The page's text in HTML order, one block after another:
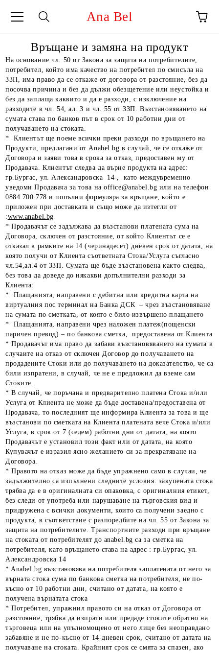
Ana Bel
Връщане и замяна на продукт
На основание чл. 50 от Закона за защита на потребителите,
потребител, който има качество на потребител по смисъла на
ЗЗП, има право да се откаже от договора от разстояние, без да
посочва причина и без да дължи обезщетение или неустойка и
без да заплаща каквито и да е разходи, с изключение на
разходите в чл. 54, ал. 3 и чл. 55 от ЗЗП. Възстановяването на
сумата става по банков път в срок от 10 работни дни от
получаването на стоката.
* Клиентът ще поеме всички преки разходи по връщането на
Продукти, предлагани от Anabel.bg в случай, че се откаже от
Договора и заяви това в срока за отказ, предоставен му от
Продавача. Клиентът следва да върне продукта на адрес:
гр.Бургас, ул. Александровска 14 , като междувременно
уведоми Продавача за това на office@anabel.bg или на телефон
0884 700 778 и попълни формуляра за връщане, който e
приложен при доставката и също може да изтегли от
:www.anabel.bg
* Продавачът се задължава да възстанови платената сума на
Договора, сключен от разстояние, от който Клиентът се е
отказал в рамките на 14 (черинадесет) дневен срок от датата, на
която получи от Клиента съответната Стока/Услуга съгласно
чл.54,ал.4 от ЗЗП. Сумата ще бъде възстановена както следва,
без това да доведе до някакви допълнителни разходи за
Клиента:
* Плащанията, направени с дебитна или кредитна карта на
виртуалния пос терминал на Банка ДСК – чрез възстановяване
на сумата по сметката, от която е било извършено плащането
* Плащанията, направени чрез наложен платеж(пощенски
паричен превод) – по банкова сметка, предоставена от Клиента
* Продавачът има право да забави възстановяването на сумата в
случаите на отказ от сключен Договор до получаването на
продадените Стоки или до получаването на доказателство, че са
били изпратени, в случай, че не е предложил да вземе сам
Стоките.
* В случай, че поръчана и предварително платена Стока и/или
Услуга от Клиента не може да бъде доставена/предоставена от
Продавача, то последният ще информира Клиента за това и ще
възстанови по сметката на Клиента платената вече Стока и/или
Услуга, в срок от 7 (седем) работни дни от датата, на която
Продавачът е установил този факт или от датата, на която
Купувачът е изразил ясно желанието си за прекратяване на
Договора.
* Правото на отказ може да бъде упражнено само в случаи, че
задължително са изпълнени следните условия: закупената стока
трябва да е в оригиналната си опаковка, с оригиналния етикет,
без следи от употреба или нарушаване на търговския вид и
придружена с всички документи, които са получени заедно с
продукта, в съответствие с разпоредбите на чл. 55 от Закона за
защита на потребителите. Транспортните разходи при връщане
на стоката от потребителят до anabel.bg са за сметка на
потребителя, като връщането става на адрес : гр.Бургас, ул.
Александровска 14
* Anabel.bg възстановява на потребителя заплатената от него за
върната стока сума по банкова сметка на потребителя, не по-
късно от 10 работни дни, считано от датата, на която е
получена върнатата стока
* Потребител, упражнил правото си на отказ от Договора от
разстояние, трябва да изпрати или предаде стоките обратно на
търговеца или на упълномощено от него лице без неоправдано
забавяне и не по-късно от 14-дневен срок, считано от датата на
получаване на стоката. Крайният срок се смята за спазен, ако